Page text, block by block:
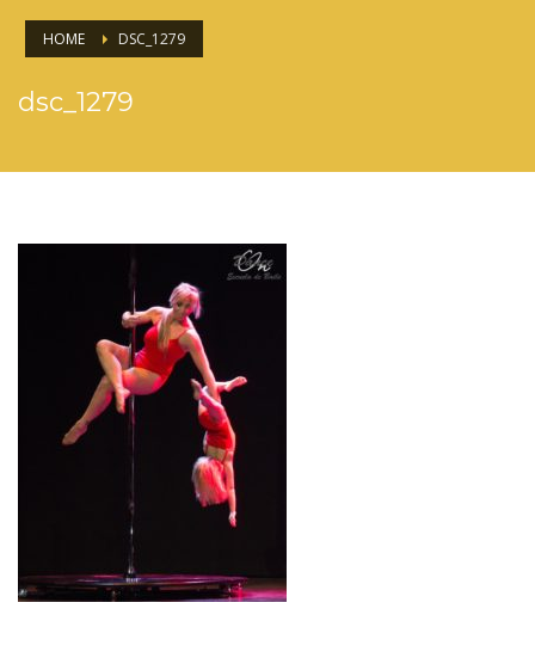
HOME DSC_1279
dsc_1279